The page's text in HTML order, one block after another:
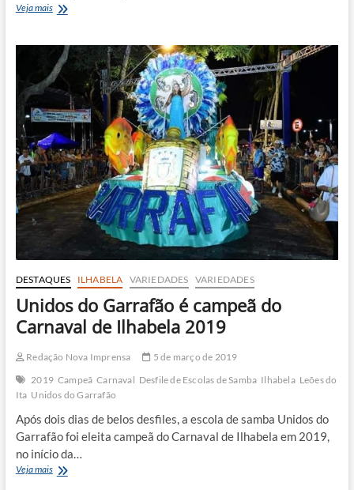
Veja maisAcadêmicos
é
a
campeã
do
Carnaval
de
Ilhabela
DESTAQUES ILHABELA VARIEDADES VARIEDADES
Unidos do Garrafão é campeã do
Carnaval de Ilhabela 2019
Redação Nova Imprensa
5 de março de 2019
2019 Campeã Carnaval Desfile de Escolas de Samba Ilhabela Leões do
Ita Unidos do Garrafão
Após dois dias de belos desfiles, a escola de samba Unidos do
Garrafão foi eleita campeã do Carnaval de Ilhabela em 2019,
no início da…
Veja maisUnidos